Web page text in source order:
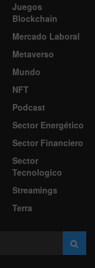
Juegos
Blockchain
Mercado Laboral
Metaverso
Mundo
NFT
Podcast
Sector Energético
Sector Financiero
Sector
Tecnologico
Streamings
Terra